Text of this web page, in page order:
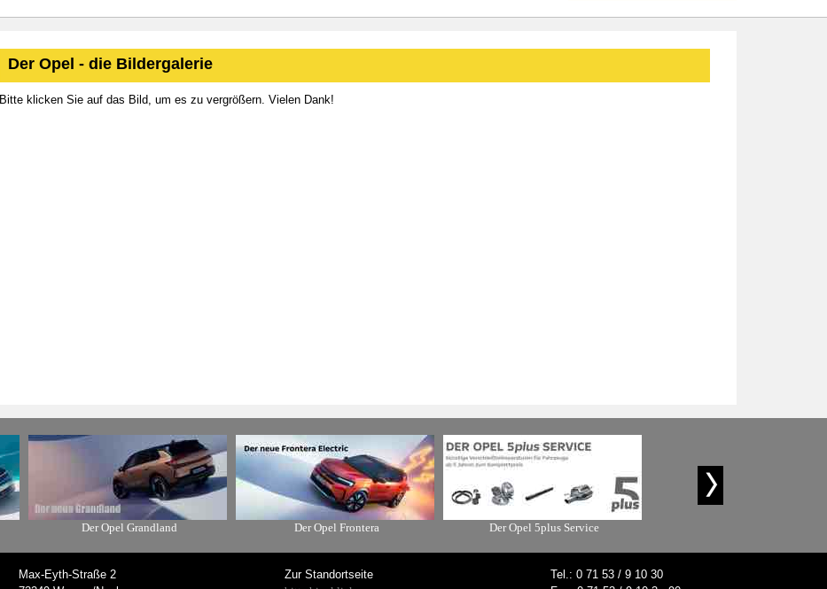
Der Opel - die Bildergalerie
Bitte klicken Sie auf das Bild, um es zu vergrößern. Vielen Dank!
Der Opel Grandland Der Opel Frontera Der Opel 5plus Service
Max-Eyth-Straße 2
Zur Standortseite
Tel.: 0 71 53 / 9 10 30